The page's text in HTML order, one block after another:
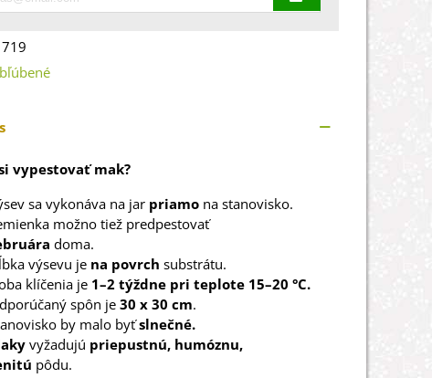
vypestovať mak?
sa vykonáva na jar priamo na stanovisko.
možno tiež predpestovať
doma.
výsevu je na povrch substrátu.
klíčenia je 1–2 týždne pri teplote 15–20 °C.
spôn je30 x 30 cm.
by malo byťslnečné.
vyžadujú priepustnú, humóznu,
pôdu.